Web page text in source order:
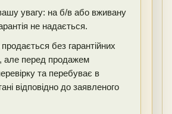
увагу: на б/в або вживану
не надається.
без гарантійних
але перед продажем
та перебуває в
відповідно до заявленого